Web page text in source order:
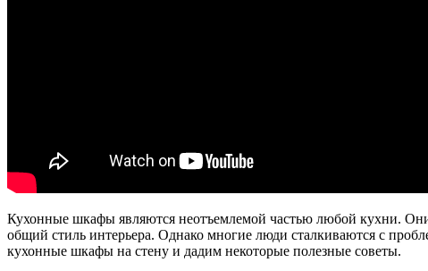
Кухонные шкафы являются неотъемлемой частью любой кухни.
общий стиль интерьера. Однако многие люди сталкиваются с
кухонные шкафы на стену и дадим некоторые полезные советы.